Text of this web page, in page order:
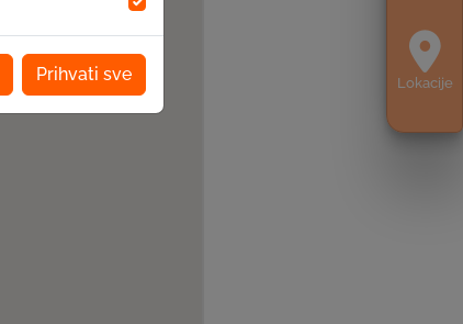
Lokacije
Prihvati sve